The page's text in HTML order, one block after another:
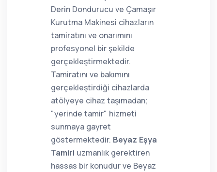
Derin Dondurucu ve Çamaşır
Kurutma Makinesi cihazların
tamiratını ve onarımını
profesyonel bir şekilde
gerçekleştirmektedir.
Tamiratını ve bakımını
gerçekleştirdiği cihazlarda
atölyeye cihaz taşımadan;
"yerinde tamir" hizmeti
sunmaya gayret
göstermektedir. Beyaz Eşya
Tamiri uzmanlık gerektiren
hassas bir konudur ve Beyaz